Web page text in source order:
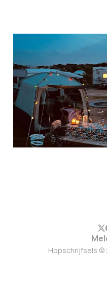
Basale
friemel?
09 jul. 20247 min leestijd
Hopschrijfsels ©